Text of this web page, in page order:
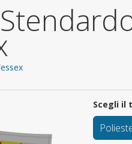
Scegli il